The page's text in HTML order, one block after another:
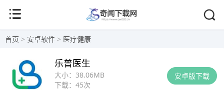
首页 > 安卓软件 > 医疗健康
安卓版下载
大小： 38.06MB
下载： 45次
乐普医生